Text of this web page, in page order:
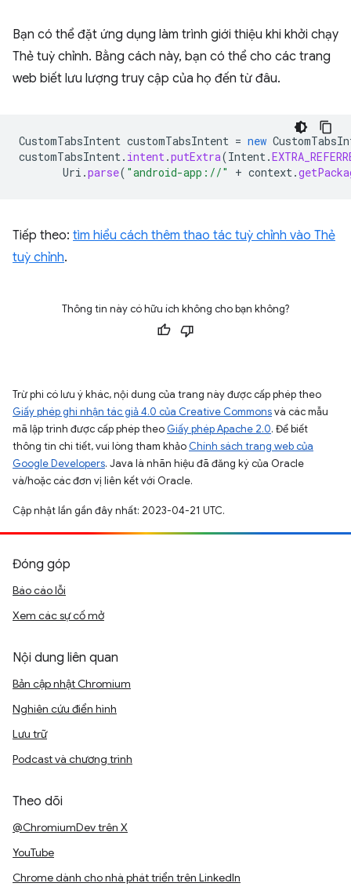
Bạn có thể đặt ứng dụng làm trình giới thiệu khi khởi chạy
Thẻ tuỳ chỉnh. Bằng cách này, bạn có thể cho các trang
web biết lưu lượng truy cập của họ đến từ đâu.
CustomTabsIntent customTabsIntent = new
customTabsIntent. intent.putExtra(Intent.
Uri .parse( "android-app://" + context.
Tiếp theo: tìm hiểu cách thêm thao tác tuỳ chỉnh vào Thẻ
tuỳ chỉnh.
Thông tin này có hữu ích không cho bạn không?
Trừ phi có lưu ý khác, nội dung của trang này được cấp phép theo
Giấy phép ghi nhận tác giả 4.0 của Creative Commonsvà các mẫu
mã lập trình được cấp phép theo Giấy phép Apache 2.0. Để biết
thông tin chi tiết, vui lòng tham khảo Chính sách trang web của
Google Developers. Java là nhãn hiệu đã đăng ký của Oracle
và/hoặc các đơn vị liên kết với Oracle.
Cập nhật lần gần đây nhất: 2023-04-21 UTC.
Đóng góp
Báo cáo lỗi
Xem các sự cố mở
Nội dung liên quan
Bản cập nhật Chromium
Nghiên cứu điển hình
Lưu trữ
Podcast và chương trình
Theo dõi
@ChromiumDev trên X
YouTube
Chrome dành cho nhà phát triển trên LinkedIn